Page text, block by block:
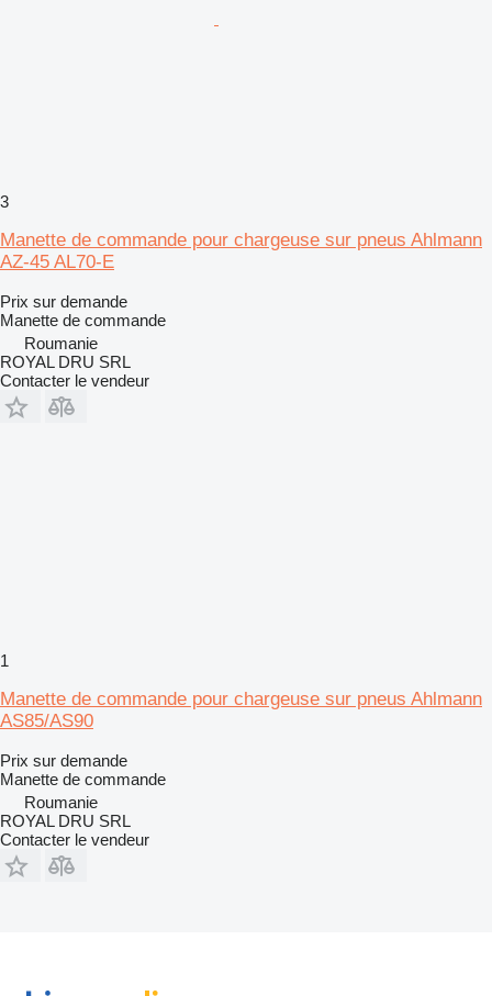
3
Manette de commande pour chargeuse sur pneus Ahlmann
AZ-45 AL70-E
Prix sur demande
Manette de commande
Roumanie
ROYAL DRU SRL
Contacter le vendeur
1
Manette de commande pour chargeuse sur pneus Ahlmann
AS85/AS90
Prix sur demande
Manette de commande
Roumanie
ROYAL DRU SRL
Contacter le vendeur